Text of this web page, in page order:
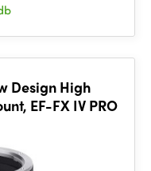
High
EF-FX IV PRO